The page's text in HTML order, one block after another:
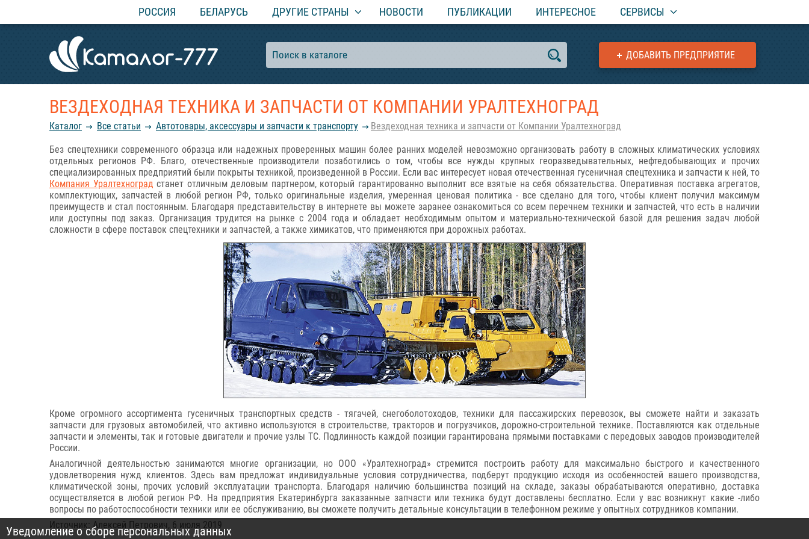
РОССИЯ БЕЛАРУСЬ ДРУГИЕ СТРАНЫ НОВОСТИ ПУБЛИКАЦИИ ИНТЕРЕСНОЕ СЕРВИСЫ
ДОБАВИТЬ ПРЕДПРИЯТИЕ
ВЕЗДЕХОДНАЯ ТЕХНИКА И ЗАПЧАСТИ ОТ КОМПАНИИ УРАЛТЕХНОГРАД
Каталог Все статьи Автотовары, аксессуары и запчасти к транспорту Вездеходная техника и запчасти от Компании Уралтехноград
Без спецтехники современного образца или надежных проверенных машин более ранних моделей невозможно организовать работу в сложных климатических условиях
отдельных регионов РФ. Благо, отечественные производители позаботились о том, чтобы все нужды крупных георазведывательных, нефтедобывающих и прочих
специализированных предприятий были покрыты техникой, произведенной в России. Если вас интересует новая отечественная гусеничная спецтехника и запчасти к ней, то
Компания Уралтехноград станет отличным деловым партнером, который гарантированно выполнит все взятые на себя обязательства. Оперативная поставка агрегатов,
комплектующих, запчастей в любой регион РФ, только оригинальные изделия, умеренная ценовая политика - все сделано для того, чтобы клиент получил максимум
преимуществ и стал постоянным. Благодаря представительству в интернете вы можете заранее ознакомиться со всем перечнем техники и запчастей, что есть в наличии
или доступны под заказ. Организация трудится на рынке с 2004 года и обладает необходимым опытом и материально-технической базой для решения задач любой
сложности в сфере поставок спецтехники и запчастей, а также химикатов, что применяются при дорожных работах.
Кроме огромного ассортимента гусеничных транспортных средств - тягачей, снегоболотоходов, техники для пассажирских перевозок, вы сможете найти и заказать
запчасти для грузовых автомобилей, что активно используются в строительстве, тракторов и погрузчиков, дорожно-строительной технике. Поставляются как отдельные
запчасти и элементы, так и готовые двигатели и прочие узлы ТС. Подлинность каждой позиции гарантирована прямыми поставками с передовых заводов производителей
России.
Аналогичной деятельностью занимаются многие организации, но ООО «Уралтехноград» стремится построить работу для максимально быстрого и качественного
удовлетворения нужд клиентов. Здесь вам предложат индивидуальные условия сотрудничества, подберут продукцию исходя из особенностей вашего производства,
климатической зоны, прочих условий эксплуатации транспорта. Благодаря наличию большинства позиций на складе, заказы обрабатываются оперативно, доставка
осуществляется в любой регион РФ. На предприятия Екатеринбурга заказанные запчасти или техника будут доставлены бесплатно. Если у вас возникнут какие -либо
вопросы по работоспособности техники или ее обслуживанию, вы сможете получить детальные консультации в телефонном режиме у опытных сотрудников компании.
Источник: Алексей Петрович, 6 июля 2019
Уведомление о сборе персональных данных